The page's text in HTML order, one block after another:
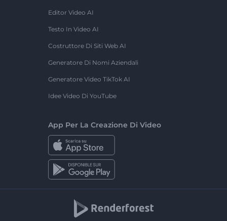
Editor Video AI
Testo In Video AI
Costruttore Di Siti Web AI
Generatore Di Nomi Aziendali
Generatore Video TikTok AI
Idee Video Di YouTube
App Per La Creazione Di Video